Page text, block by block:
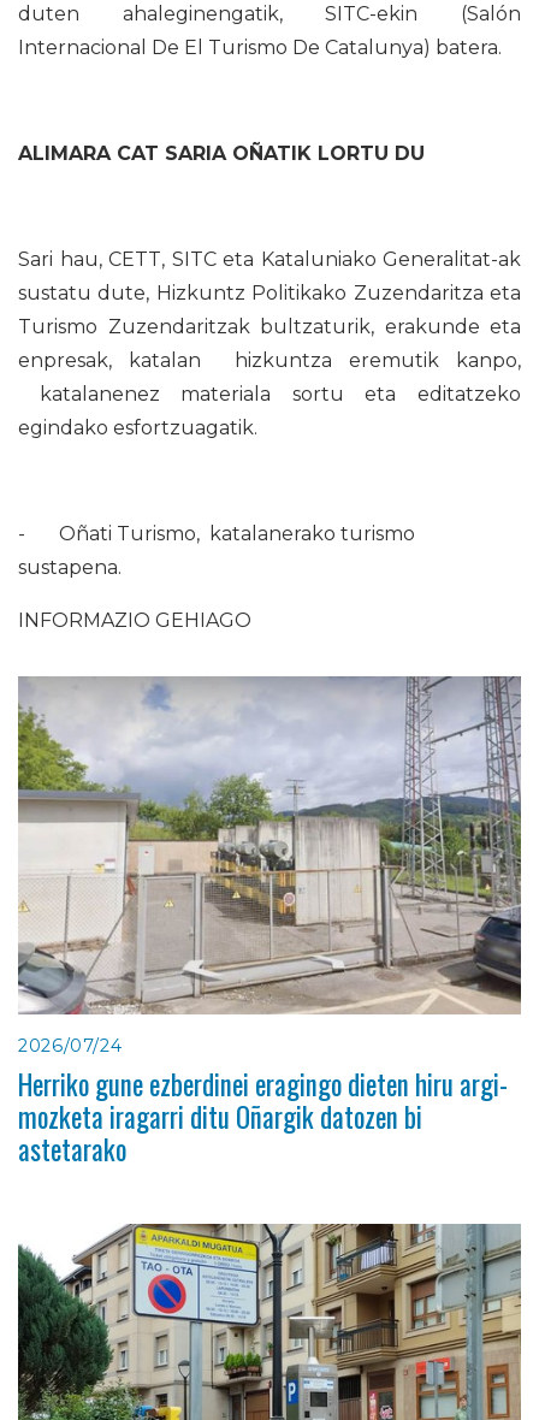
duten ahaleginengatik, SITC-ekin (Salón
Internacional De El Turismo De Catalunya) batera.
ALIMARA CAT SARIA OÑATIK LORTU DU
Sari hau, CETT, SITC eta Kataluniako Generalitat-ak
sustatu dute, Hizkuntz Politikako Zuzendaritza eta
Turismo Zuzendaritzak bultzaturik, erakunde eta
enpresak, katalan hizkuntza eremutik kanpo,
katalanenez materiala sortu eta editatzeko
egindako esfortzuagatik.
- Oñati Turismo, katalanerako turismo
sustapena.
INFORMAZIO GEHIAGO
2026/07/24
Herriko gune ezberdinei eragingo dieten hiru argi-
mozketa iragarri ditu Oñargik datozen bi
astetarako